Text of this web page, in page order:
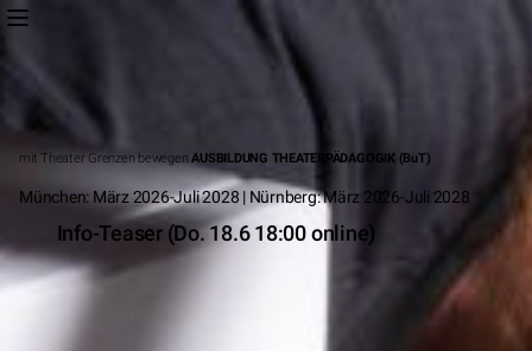
mit Theater Grenzen bewegenAUSBILDUNG THEATERPÄDAGOGIK (BuT)
München: März 2026-Juli 2028 | Nürnberg: März 2026-Juli 2028
Info-Teaser (Do. 18.6 18:00 online)